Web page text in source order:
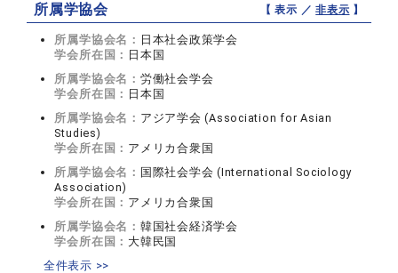
所属学協会 【 表示 ／非表示 】
所属学協会名： 日本社会政策学会
学会所在国： 日本国
所属学協会名： 労働社会学会
学会所在国： 日本国
所属学協会名： アジア学会 (Association for Asian
Studies)
学会所在国： アメリカ合衆国
所属学協会名： 国際社会学会 (International Sociology
Association)
学会所在国： アメリカ合衆国
所属学協会名： 韓国社会経済学会
学会所在国： 大韓民国
全件表示 >>